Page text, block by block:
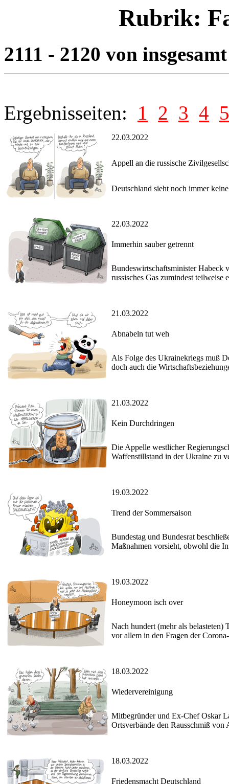
Rubrik:
2111 - 2120 von
Ergebnisseiten: 1 2 3 4 5
22.03.2022
Appell an die russische
Deutschland sieht noch immer
22.03.2022
Immerhin sauber getrennt
Bundeswirtschaftsminister Habeck
russisches Gas zumindest teilweise
21.03.2022
Abnabeln tut weh
Als Folge des Ukrainekriegs muß
doch auch die
21.03.2022
Kein Durchdringen
Die Appelle westlicher
Waffenstillstand in der Ukraine zu
19.03.2022
Trend der Sommersaison
Bundestag und Bundesrat
Maßnahmen vorsieht, obwohl die
19.03.2022
Honeymoon isch over
Nach hundert (mehr als
vor allem in den Fragen der
18.03.2022
Wiedervereinigung
Mitbegründer und Ex-Chef Oskar
Ortsverbände den Rausschmiß von
18.03.2022
Friedensmacht Deutschland